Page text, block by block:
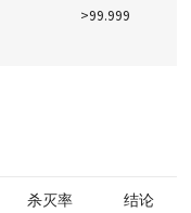
>99.999
杀灭率 结论